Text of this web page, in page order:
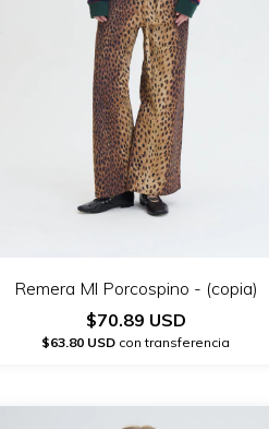
Remera Ml Porcospino - (copia)
$70.89 USD
$63.80 USD con transferencia